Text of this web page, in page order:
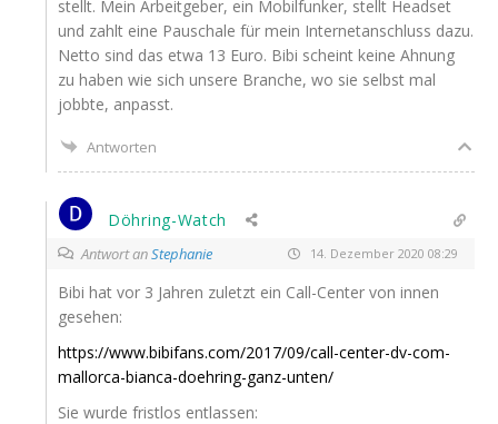
stellt. Mein Arbeit­ge­ber, ein Mobil­fun­ker, stellt Head­set
und zahlt eine Pau­scha­le für mein Inter­net­an­schluss dazu.
Net­to sind das etwa 13 Euro. Bibi scheint kei­ne Ahnung
zu haben wie sich unse­re Bran­che, wo sie selbst mal
jobb­te, anpasst.
Antworten
Döhring-Watch
Antwort anStephanie 14. Dezember 2020 08:29
Bibi hat vor 3 Jah­ren zuletzt ein Call-Cen­ter von innen
gesehen:
https://www.bibifans.com/2017/09/call-center-dv-com-
mallorca-bianca-doehring-ganz-unten/
Sie wur­de frist­los entlassen: